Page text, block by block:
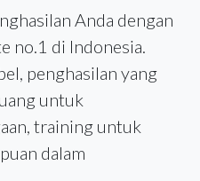
Anda dengan
no.1 di Indonesia.
penghasilan yang
untuk
training untuk
dalam